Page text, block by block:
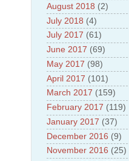
August 2018 (2)
July 2018 (4)
July 2017 (61)
June 2017 (69)
May 2017 (98)
April 2017 (101)
March 2017 (159)
February 2017 (119)
January 2017 (37)
December 2016 (9)
November 2016 (25)